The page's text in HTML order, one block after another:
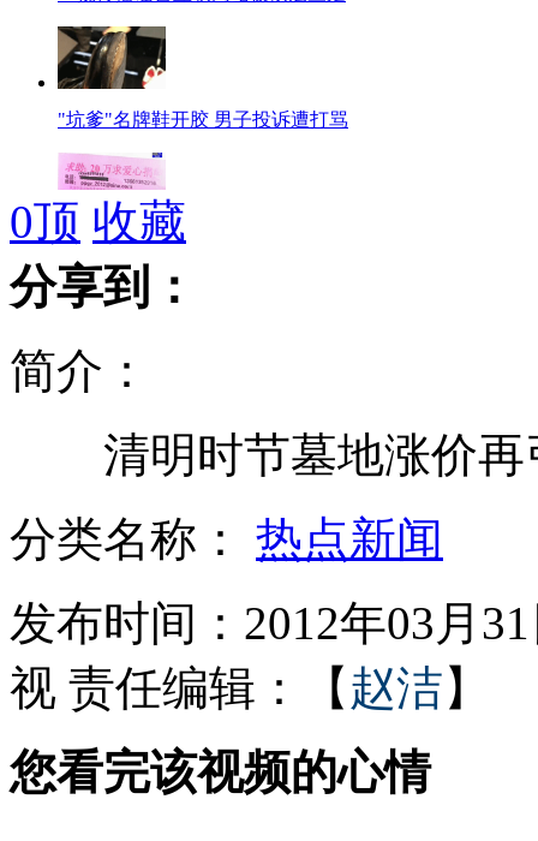
"坑爹"名牌鞋开胶 男子投诉遭打骂
求卵广告进高校女厕 要求高考分数
校车撞倒儿童 司机查看后又开车碾过
"虎女郎"欲拍电影曝伍兹隐私
奥巴马欲与林书豪切磋球艺
0顶 收藏
分享到：
简介：
清明时节墓地涨价再
分类名称： 热点新闻
发布时间：2012年03月
视 责任编辑：【 赵洁】
您看完该视频的心情